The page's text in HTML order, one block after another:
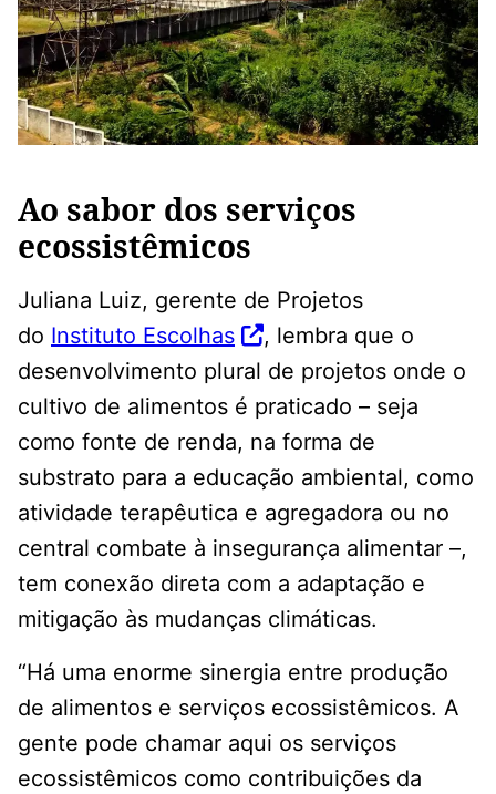
Ao sabor dos serviços
ecossistêmicos
Juliana Luiz, gerente de Projetos
do Instituto Escolhas
, lembra que o
desenvolvimento plural de projetos onde o
cultivo de alimentos é praticado – seja
como fonte de renda, na forma de
substrato para a educação ambiental, como
atividade terapêutica e agregadora ou no
central combate à insegurança alimentar –,
tem conexão direta com a adaptação e
mitigação às mudanças climáticas.
“Há uma enorme sinergia entre produção
de alimentos e serviços ecossistêmicos. A
gente pode chamar aqui os serviços
ecossistêmicos como contribuições da